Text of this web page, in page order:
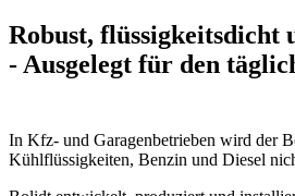
Robust, flüssigkeitsdicht
- Ausgelegt für den
In Kfz- und Garagenbetrieben wird der
Kühlflüssigkeiten, Benzin und Diesel